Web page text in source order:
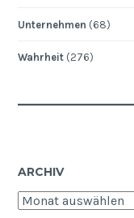
Unternehmen (68)
Wahrheit (276)
ARCHIV
Archiv